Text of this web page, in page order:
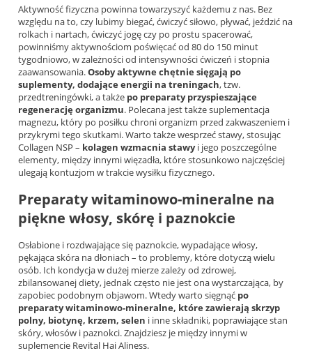
Aktywność fizyczna powinna towarzyszyć każdemu z nas. Bez
względu na to, czy lubimy biegać, ćwiczyć siłowo, pływać, jeździć na
rolkach i nartach, ćwiczyć jogę czy po prostu spacerować,
powinniśmy aktywnościom poświęcać od 80 do 150 minut
tygodniowo, w zależności od intensywności ćwiczeń i stopnia
zaawansowania.Osoby aktywne chętnie sięgają po
suplementy, dodające energii na treningach, tzw.
przedtreningówki, a także po preparaty przyspieszające
regenerację organizmu. Polecana jest także suplementacja
magnezu, który po posiłku chroni organizm przed zakwaszeniem i
przykrymi tego skutkami. Warto także wesprzeć stawy, stosując
Collagen NSP – kolagen wzmacnia stawyi jego poszczególne
elementy, między innymi więzadła, które stosunkowo najczęściej
ulegają kontuzjom w trakcie wysiłku fizycznego.
Preparaty witaminowo-mineralne na
piękne włosy, skórę i paznokcie
Osłabione i rozdwajające się paznokcie, wypadające włosy,
pękająca skóra na dłoniach – to problemy, które dotyczą wielu
osób. Ich kondycja w dużej mierze zależy od zdrowej,
zbilansowanej diety, jednak często nie jest ona wystarczająca, by
zapobiec podobnym objawom. Wtedy warto sięgnąć po
preparaty witaminowo-mineralne, które zawierają skrzyp
polny, biotynę, krzem, selen i inne składniki, poprawiające stan
skóry, włosów i paznokci. Znajdziesz je między innymi w
suplemencie Revital Hai Aliness.